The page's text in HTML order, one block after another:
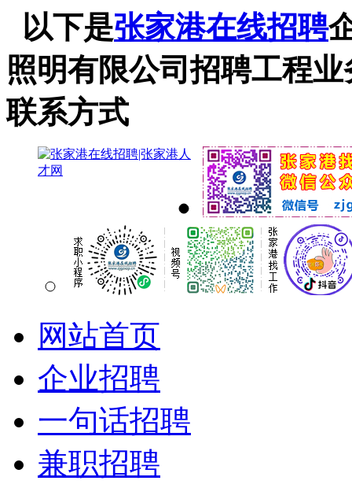
以下是张家港在线招聘
照明有限公司招聘工程
联系方式
网站首页
企业招聘
一句话招聘
兼职招聘